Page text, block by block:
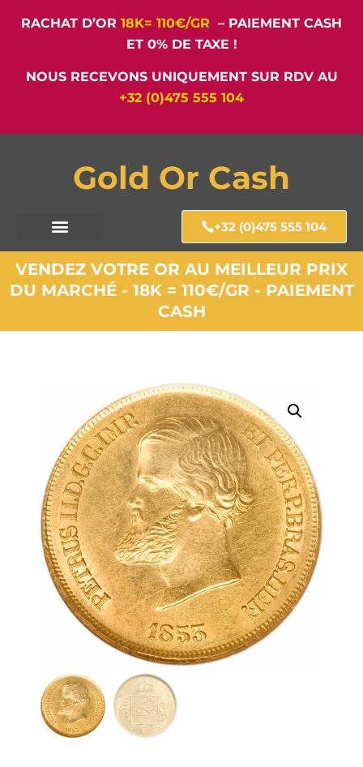
RACHAT D’OR 18K= 110€/GR – PAIEMENT CASH
ET 0% DE TAXE !
NOUS RECEVONS UNIQUEMENT SUR RDV AU
+32 (0)475 555 104
Gold Or Cash
+32 (0)475 555 104
VENDEZ VOTRE OR AU MEILLEUR PRIX
DU MARCHÉ - 18K = 110€/GR - PAIEMENT
CASH